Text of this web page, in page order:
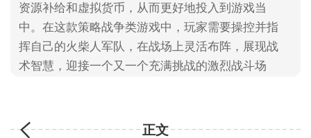
资源补给和虚拟货币，从而更好地投入到游戏当
中。在这款策略战争类游戏中，玩家需要操控并指
挥自己的火柴人军队，在战场上灵活布阵，展现战
术智慧，迎接一个又一个充满挑战的激烈战斗场
戏网下载吧！
正文